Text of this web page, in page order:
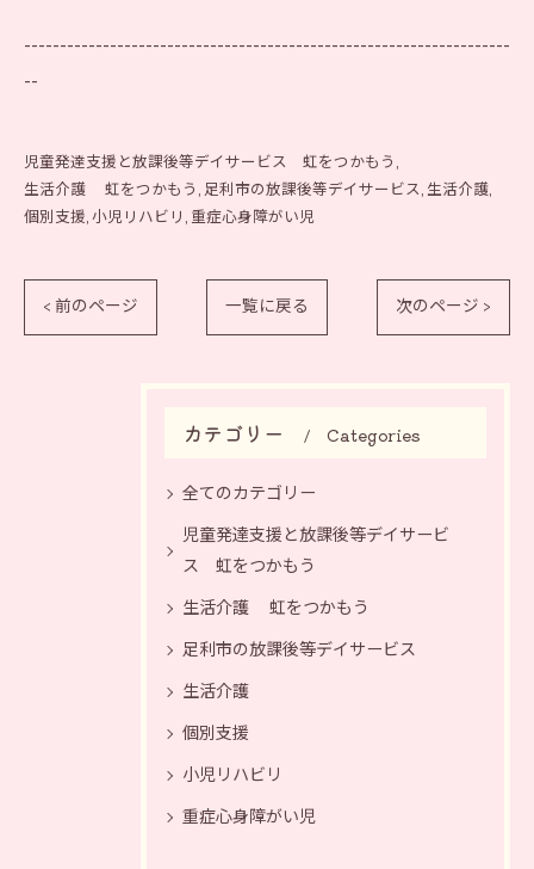
--------------------------------------------------------------------
--
児童発達支援と放課後等デイサービス 虹をつかもう
生活介護 虹をつかもう 足利市の放課後等デイサービス 生活介護
個別支援 小児リハビリ 重症心身障がい児
< 前のページ 一覧に戻る 次のページ >
カテゴリー Categories
全てのカテゴリー
児童発達支援と放課後等デイサービ
ス 虹をつかもう
生活介護 虹をつかもう
足利市の放課後等デイサービス
生活介護
個別支援
小児リハビリ
重症心身障がい児